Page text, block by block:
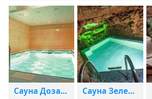
Сауна Дозаправка Сауна Зеленый рай